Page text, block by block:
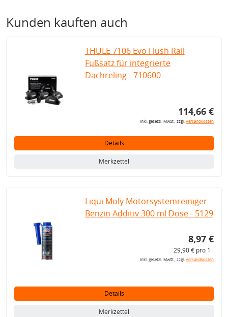
Kunden kauften auch
THULE 7106 Evo Flush Rail
Fußsatz für integrierte
Dachreling - 710600
114,66 €
inkl. gesetzl. MwSt., zzgl.Versandkosten
Details
Merkzettel
Liqui Moly Motorsystemreiniger
Benzin Additiv 300 ml Dose - 5129
8,97 €
29,90 € pro 1 l
inkl. gesetzl. MwSt., zzgl.Versandkosten
Details
Merkzettel